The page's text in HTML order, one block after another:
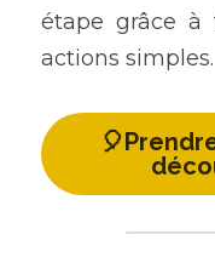
étape grâce à
actions simples.